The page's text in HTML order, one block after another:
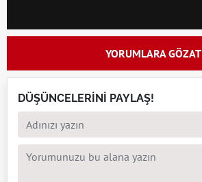
YORUMLARA GÖZAT
DÜŞÜNCELERİNİ PAYLAŞ!